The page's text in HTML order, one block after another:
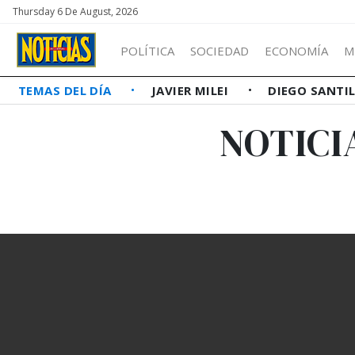
Thursday 6 De August, 2026
POLÍTICA SOCIEDAD ECONOMÍA
TEMAS DEL DÍA JAVIER MILEI DIEGO